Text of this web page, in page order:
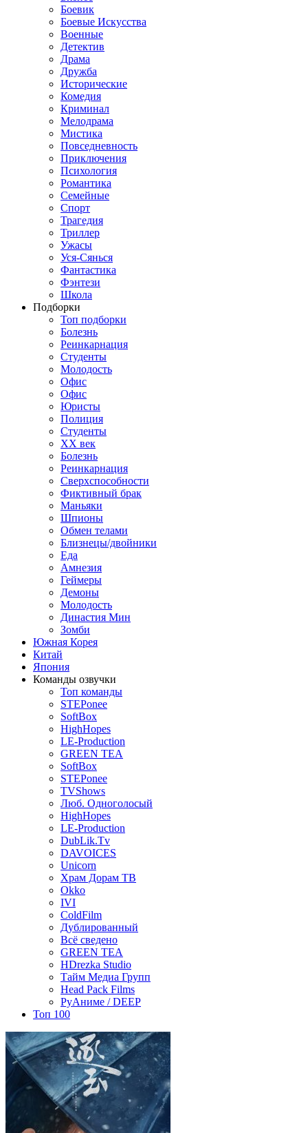
Боевик
Боевые Искусства
Военные
Детектив
Драма
Дружба
Исторические
Комедия
Криминал
Мелодрама
Мистика
Повседневность
Приключения
Психология
Романтика
Семейные
Спорт
Трагедия
Триллер
Ужасы
Уся-Сянься
Фантастика
Фэнтези
Школа
Подборки
Топ подборки
Болезнь
Реинкарнация
Студенты
Молодость
Офис
Офис
Юристы
Полиция
Студенты
ХХ век
Болезнь
Реинкарнация
Сверхспособности
Фиктивный брак
Маньяки
Шпионы
Обмен телами
Близнецы/двойники
Еда
Амнезия
Геймеры
Демоны
Молодость
Династия Мин
Зомби
Южная Корея
Китай
Япония
Команды озвучки
Топ команды
STEPonee
SoftBox
HighHopes
LE-Production
GREEN TEA
SoftBox
STEPonee
TVShows
Люб. Одноголосый
HighHopes
LE-Production
DubLik.Tv
DAVOICES
Unicorn
Храм Дорам ТВ
Okko
IVI
ColdFilm
Дублированный
Всё сведено
GREEN TEA
HDrezka Studio
Тайм Медиа Групп
Head Pack Films
РуАниме / DEEP
Топ 100